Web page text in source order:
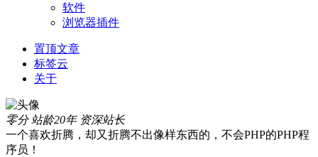
软件
浏览器插件
置顶文章
标签云
关于
零分 站龄20年 资深站长
一个喜欢折腾，却又折腾不出像样东西的，不会PHP的PHP程
序员！